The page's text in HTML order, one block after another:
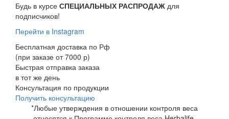
Будь в курсе СПЕЦИАЛЬНЫХ РАСПРОДАЖ для
подписчиков!
Перейти в Instagram
Бесплатная доставка по Рф
(при заказе от 7000 р)
Быстрая отправка заказа
в тот же день
Консультация по продукции
Получить консультацию
*Любые утверждения в отношении контроля веса